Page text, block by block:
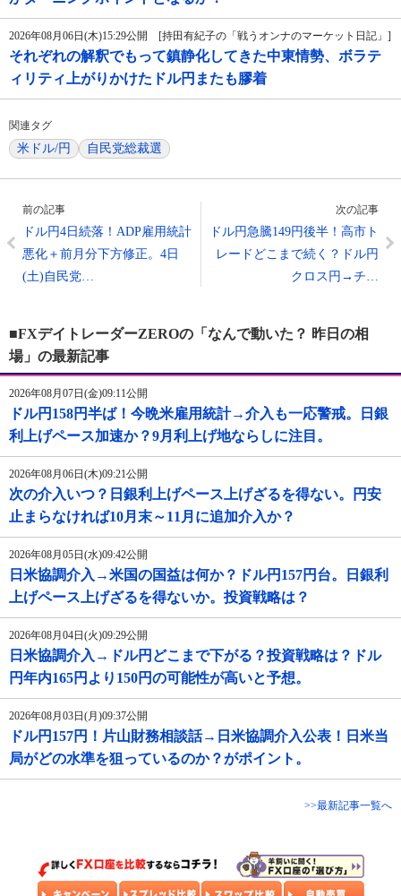
2026年08月06日(木)15:29公開 [持田有紀子の「戦うオンナのマーケット日記」]
それぞれの解釈でもって鎮静化してきた中東情勢、ボラテ
ィリティ上がりかけたドル円またも膠着
関連タグ
米ドル/円 自民党総裁選
前の記事
ドル円4日続落！ADP雇用統計
悪化＋前月分下方修正。4日
(土)自民党…
次の記事
ドル円急騰149円後半！高市ト
レードどこまで続く？ドル円
クロス円→チ…
■FXデイトレーダーZEROの「なんで動いた？ 昨日の相
場」の最新記事
2026年08月07日(金)09:11公開
ドル円158円半ば！今晩米雇用統計→介入も一応警戒。日銀
利上げペース加速か？9月利上げ地ならしに注目。
2026年08月06日(木)09:21公開
次の介入いつ？日銀利上げペース上げざるを得ない。円安
止まらなければ10月末～11月に追加介入か？
2026年08月05日(水)09:42公開
日米協調介入→米国の国益は何か？ドル円157円台。日銀利
上げペース上げざるを得ないか。投資戦略は？
2026年08月04日(火)09:29公開
日米協調介入→ドル円どこまで下がる？投資戦略は？ドル
円年内165円より150円の可能性が高いと予想。
2026年08月03日(月)09:37公開
ドル円157円！片山財務相談話→日米協調介入公表！日米当
局がどの水準を狙っているのか？がポイント。
>>最新記事一覧へ